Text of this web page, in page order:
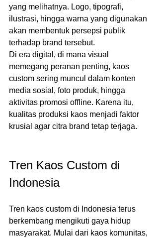
yang melihatnya. Logo, tipografi,
ilustrasi, hingga warna yang digunakan
akan membentuk persepsi publik
terhadap brand tersebut.
Di era digital, di mana visual
memegang peranan penting, kaos
custom sering muncul dalam konten
media sosial, foto produk, hingga
aktivitas promosi offline. Karena itu,
kualitas produksi kaos menjadi faktor
krusial agar citra brand tetap terjaga.
Tren Kaos Custom di
Indonesia
Tren kaos custom di Indonesia terus
berkembang mengikuti gaya hidup
masyarakat. Mulai dari kaos komunitas,